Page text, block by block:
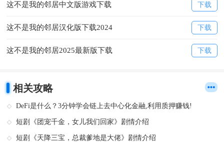
这不是我的邻居中文版游戏下载 下载
这不是我的邻居汉化版下载2024 下载
这不是我的邻居2025最新版下载 下载
相关攻略
DeFi是什么？3分钟学会链上去中心化金融,利用质押赚钱!
短剧《团宠千金，女儿我们回家》剧情介绍
短剧《天降三宝，总裁爹地是大佬》剧情介绍